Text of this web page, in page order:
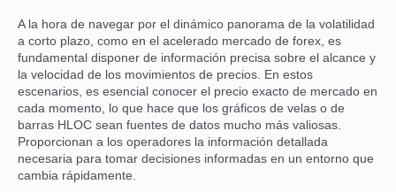
A la hora de navegar por el dinámico panorama de la volatilidad
a corto plazo, como en el acelerado mercado de forex, es
fundamental disponer de información precisa sobre el alcance y
la velocidad de los movimientos de precios. En estos
escenarios, es esencial conocer el precio exacto de mercado en
cada momento, lo que hace que los gráficos de velas o de
barras HLOC sean fuentes de datos mucho más valiosas.
Proporcionan a los operadores la información detallada
necesaria para tomar decisiones informadas en un entorno que
cambia rápidamente.